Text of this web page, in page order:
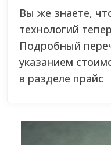
Вы же знаете,
технологий
Подробный
указанием
в разделе прайс